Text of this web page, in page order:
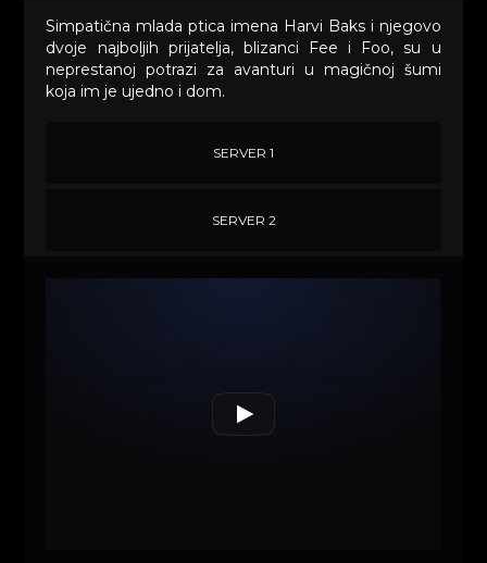
Simpatična mlada ptica imena Harvi Baks i njegovo
dvoje najboljih prijatelja, blizanci Fee i Foo, su u
neprestanoj potrazi za avanturi u magičnoj šumi
koja im je ujedno i dom.
SERVER 1
SERVER 2